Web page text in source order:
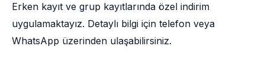
Erken kayıt ve grup kayıtlarında özel indirim
uygulamaktayız. Detaylı bilgi için telefon veya
WhatsApp üzerinden ulaşabilirsiniz.